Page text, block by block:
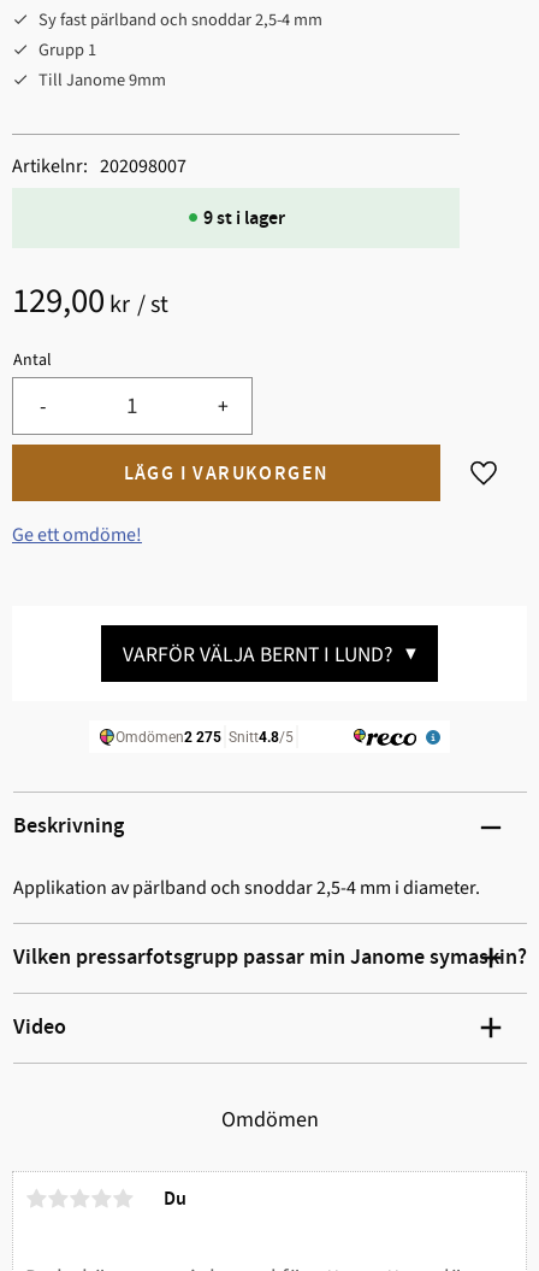
Sy fast pärlband och snoddar 2,5-4 mm
Grupp 1
Till Janome 9mm
129,00 kr /st
Antal
+
-
Lägg
9 st i lager
Artikelnr 202098007
Ge ett omdöme!
VARFÖR VÄLJA BERNT I LUND? ▼
Beskrivning
Applikation av pärlband och snoddar 2,5-4 mm i diameter.
Vilken pressarfotsgrupp passar min Janome symaskin?
Video
Omdömen
Du